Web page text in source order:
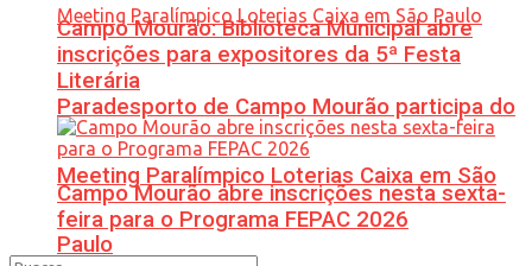
Paradesporto de Campo Mourão participa do
Meeting Paralímpico Loterias Caixa em São
Paulo
Campo Mourão: Biblioteca Municipal abre
inscrições para expositores da 5ª Festa
Literária
Campo Mourão abre inscrições nesta sexta-
feira para o Programa FEPAC 2026